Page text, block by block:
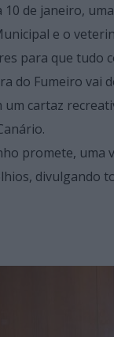
de janeiro,
e o
para que tudo
do Fumeiro
cartaz
promete,
divulgando